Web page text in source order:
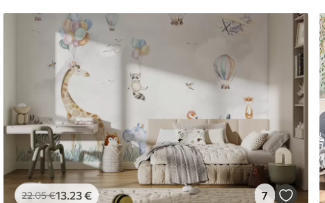
mäkkou špongiou. Tapety s lakovanou
čistiť vodou.
34.00€/m²
22.05€13 .23€ 7